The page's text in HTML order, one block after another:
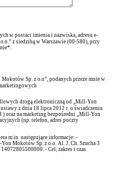
w postaci imienia i nazwiska, adresu e-
z siedzibą w Warszawie (00-580), przy
Sp. z o.o”, podanych przeze mnie w
drogą elektroniczną od „Mill-Yon
z dnia 18 lipca 2012 r. o świadczeniu
) oraz na marketing bezpośredni „Mill-Yon
(np. telefon, adres poczty
m.in. następujące informacje: -
Mokotów Sp. z o.o. Al. J. Ch. Szucha 3
- Cel, zakres i czas